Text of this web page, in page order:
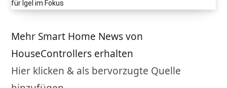
Mehr Smart Home News von
HouseControllers erhalten
Hier klicken & als bervorzugte Quelle